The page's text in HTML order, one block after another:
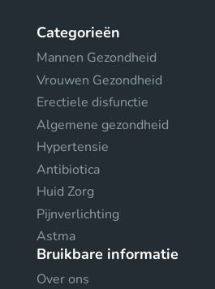
Categorieën
Mannen Gezondheid
Vrouwen Gezondheid
Erectiele disfunctie
Algemene gezondheid
Hypertensie
Antibiotica
Huid Zorg
Pijnverlichting
Astma
Bruikbare informatie
Over ons